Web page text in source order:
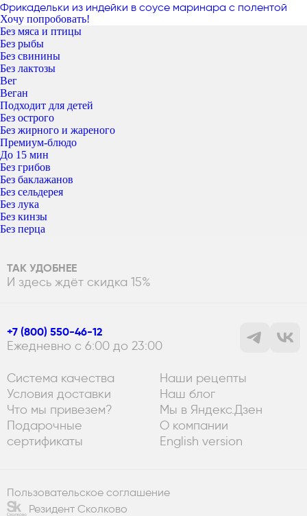
Фрикадельки из индейки в соусе маринара с полентой
Хочу попробовать!
Без мяса и птицы
Без рыбы
Без свинины
Без лактозы
Вег
Веган
Подходит для детей
Без острого
Без жирного и жареного
Премиум-блюдо
До 15 мин
Без грибов
Без баклажанов
Без сельдерея
Без лука
Без кинзы
Без перца
ТАК УДОБНЕЕ
И здесь ждёт скидка 15%
+7 (800) 550-46-12
Ежедневно с 6:00 до 23:00
Система качества
Условия доставки
Что мы привезем?
Подарочные
сертификаты
Наши рецепты
Наш блог
Мы в Яндекс.Дзен
О компании
English version
Пользовательское соглашение
Резидент Сколково